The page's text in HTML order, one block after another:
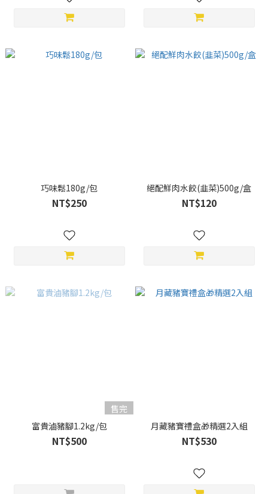
巧味鬆180g/包
NT$250
絕配鮮肉水餃(韭菜)500g/盒
NT$120
售完
富貴滷豬腳1.2kg/包
NT$500
月藏豬寶禮盒🎁精選2入組
NT$530